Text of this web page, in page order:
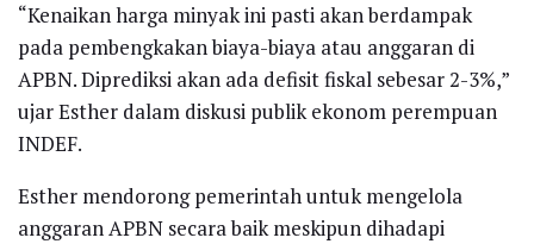
“Kenaikan harga minyak ini pasti akan berdampak
pada pembengkakan biaya-biaya atau anggaran di
APBN. Diprediksi akan ada defisit fiskal sebesar 2-3%,”
ujar Esther dalam diskusi publik ekonom perempuan
INDEF.
Esther mendorong pemerintah untuk mengelola
anggaran APBN secara baik meskipun dihadapi